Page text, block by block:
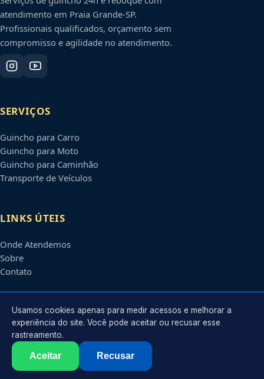
atendimento em Praia Grande-SP.
Profissionais qualificados, orçamento sem
compromisso e agilidade no atendimento.
SERVIÇOS
Guincho para Carro
Guincho para Moto
Guincho para Caminhão
Transporte de Veículos
LINKS ÚTEIS
Onde Atendemos
Sobre
Contato
CONTATO
Atendimento em
contato@guinchosempraiagrande.com.br
2026 Praia Grande
. Todos os direitos reservados.
Usamos cookies apenas para medir acessos e melhorar a
experiência do site. Você pode aceitar ou recusar esse
rastreamento.
Aceitar Recusar